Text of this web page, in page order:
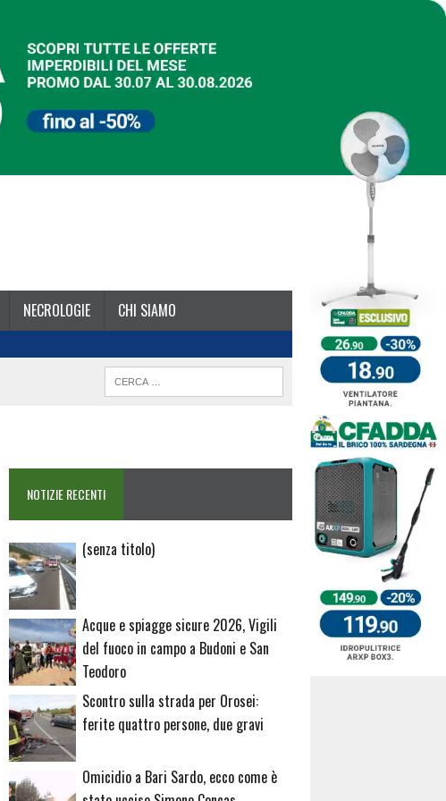
NECROLOGIE CHI SIAMO
NOTIZIE RECENTI
(senza titolo)Articolo
Acque e spiagge sicure 2026, Vigili
del fuoco in campo a Budoni e San
Teodoro
Scontro sulla strada per Orosei:
ferite quattro persone, due gravi
Omicidio a Bari Sardo, ecco come è